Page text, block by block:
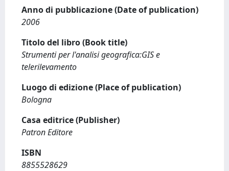
Anno di pubblicazione (Date of publication)
2006
Titolo del libro (Book title)
Strumenti per l'analisi geografica:GIS e
telerilevamento
Luogo di edizione (Place of publication)
Bologna
Casa editrice (Publisher)
Patron Editore
ISBN
8855528629